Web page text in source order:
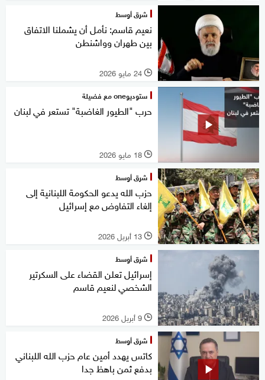
شرق أوسط
نعيم قاسم: نأمل أن يشملنا الاتفاق
بين طهران وواشنطن
l 24 مايو 2026
ستوديوone مع فضيلة
حرب "الطيور الغاضبة" تستعر في لبنان
l 18 مايو 2026
شرق أوسط
حزب الله يدعو الحكومة اللبنانية إلى
إلغاء التفاوض مع إسرائيل
l 13 أبريل 2026
شرق أوسط
إسرائيل تعلن القضاء على السكرتير
الشخصي لنعيم قاسم
l 9 أبريل 2026
شرق أوسط
كاتس يهدد أمين عام حزب الله اللبناني
بدفع ثمن باهظ جدا